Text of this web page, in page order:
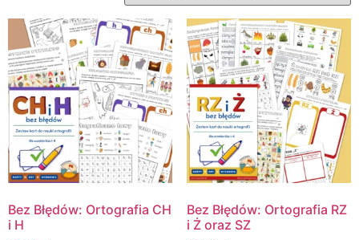
Bez Błędów: Ortografia CH
i H
Bez Błędów: Ortografia RZ
i Ż oraz SZ